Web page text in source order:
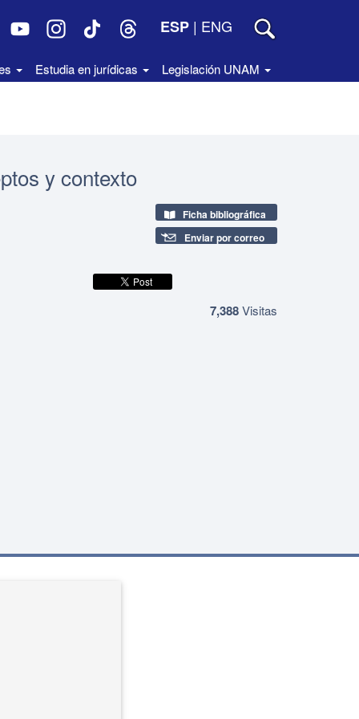
ESP | ENG
Estudia en jurídicas Legislación UNAM
y contexto
Ficha bibliográfica
Enviar por correo
7,388Visitas